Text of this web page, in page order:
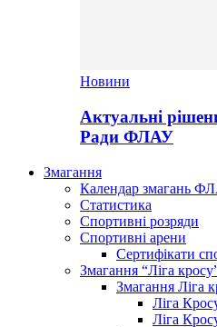
Новини
Актуальні
Ради ФЛАУ
Змагання
Календар змагань
Статистика
Спортивні розряди
Спортивні арени
Сертифікати
Змагання “Ліга
Змагання Ліга
Ліга
Ліга